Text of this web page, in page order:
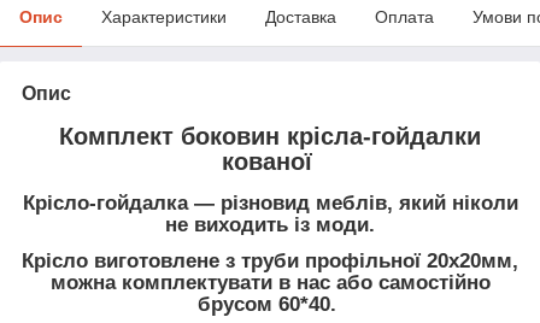
Опис Характеристики Доставка Оплата Умови
Опис
Комплект боковин крісла-гойдалки
кованої
Крісло-гойдалка — різновид меблів, який ніколи
не виходить із моди.
Крісло виготовлене з труби профільної 20х20мм,
можна комплектувати в нас або самостійно
брусом 60*40.